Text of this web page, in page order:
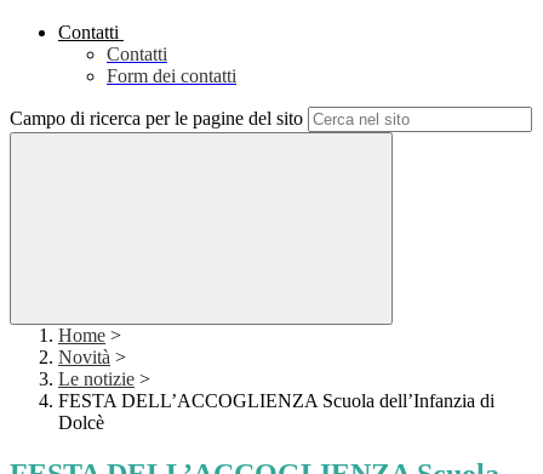
Contatti
Contatti
Form dei contatti
Campo di ricerca per le pagine del sito
Home >
Novità >
Le notizie >
FESTA DELL’ACCOGLIENZA Scuola dell’Infanzia di
Dolcè